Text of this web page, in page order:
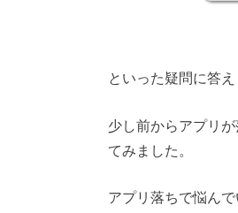
といった疑問に答え
少し前からアプリ
てみました。
アプリ落ちで悩ん